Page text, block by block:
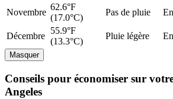
Novembre
62.6°F
(17.0°C)
Pas de pluie
Décembre
55.9°F
(13.3°C)
Pluie légère
Masquer
Conseils pour économiser sur
Angeles